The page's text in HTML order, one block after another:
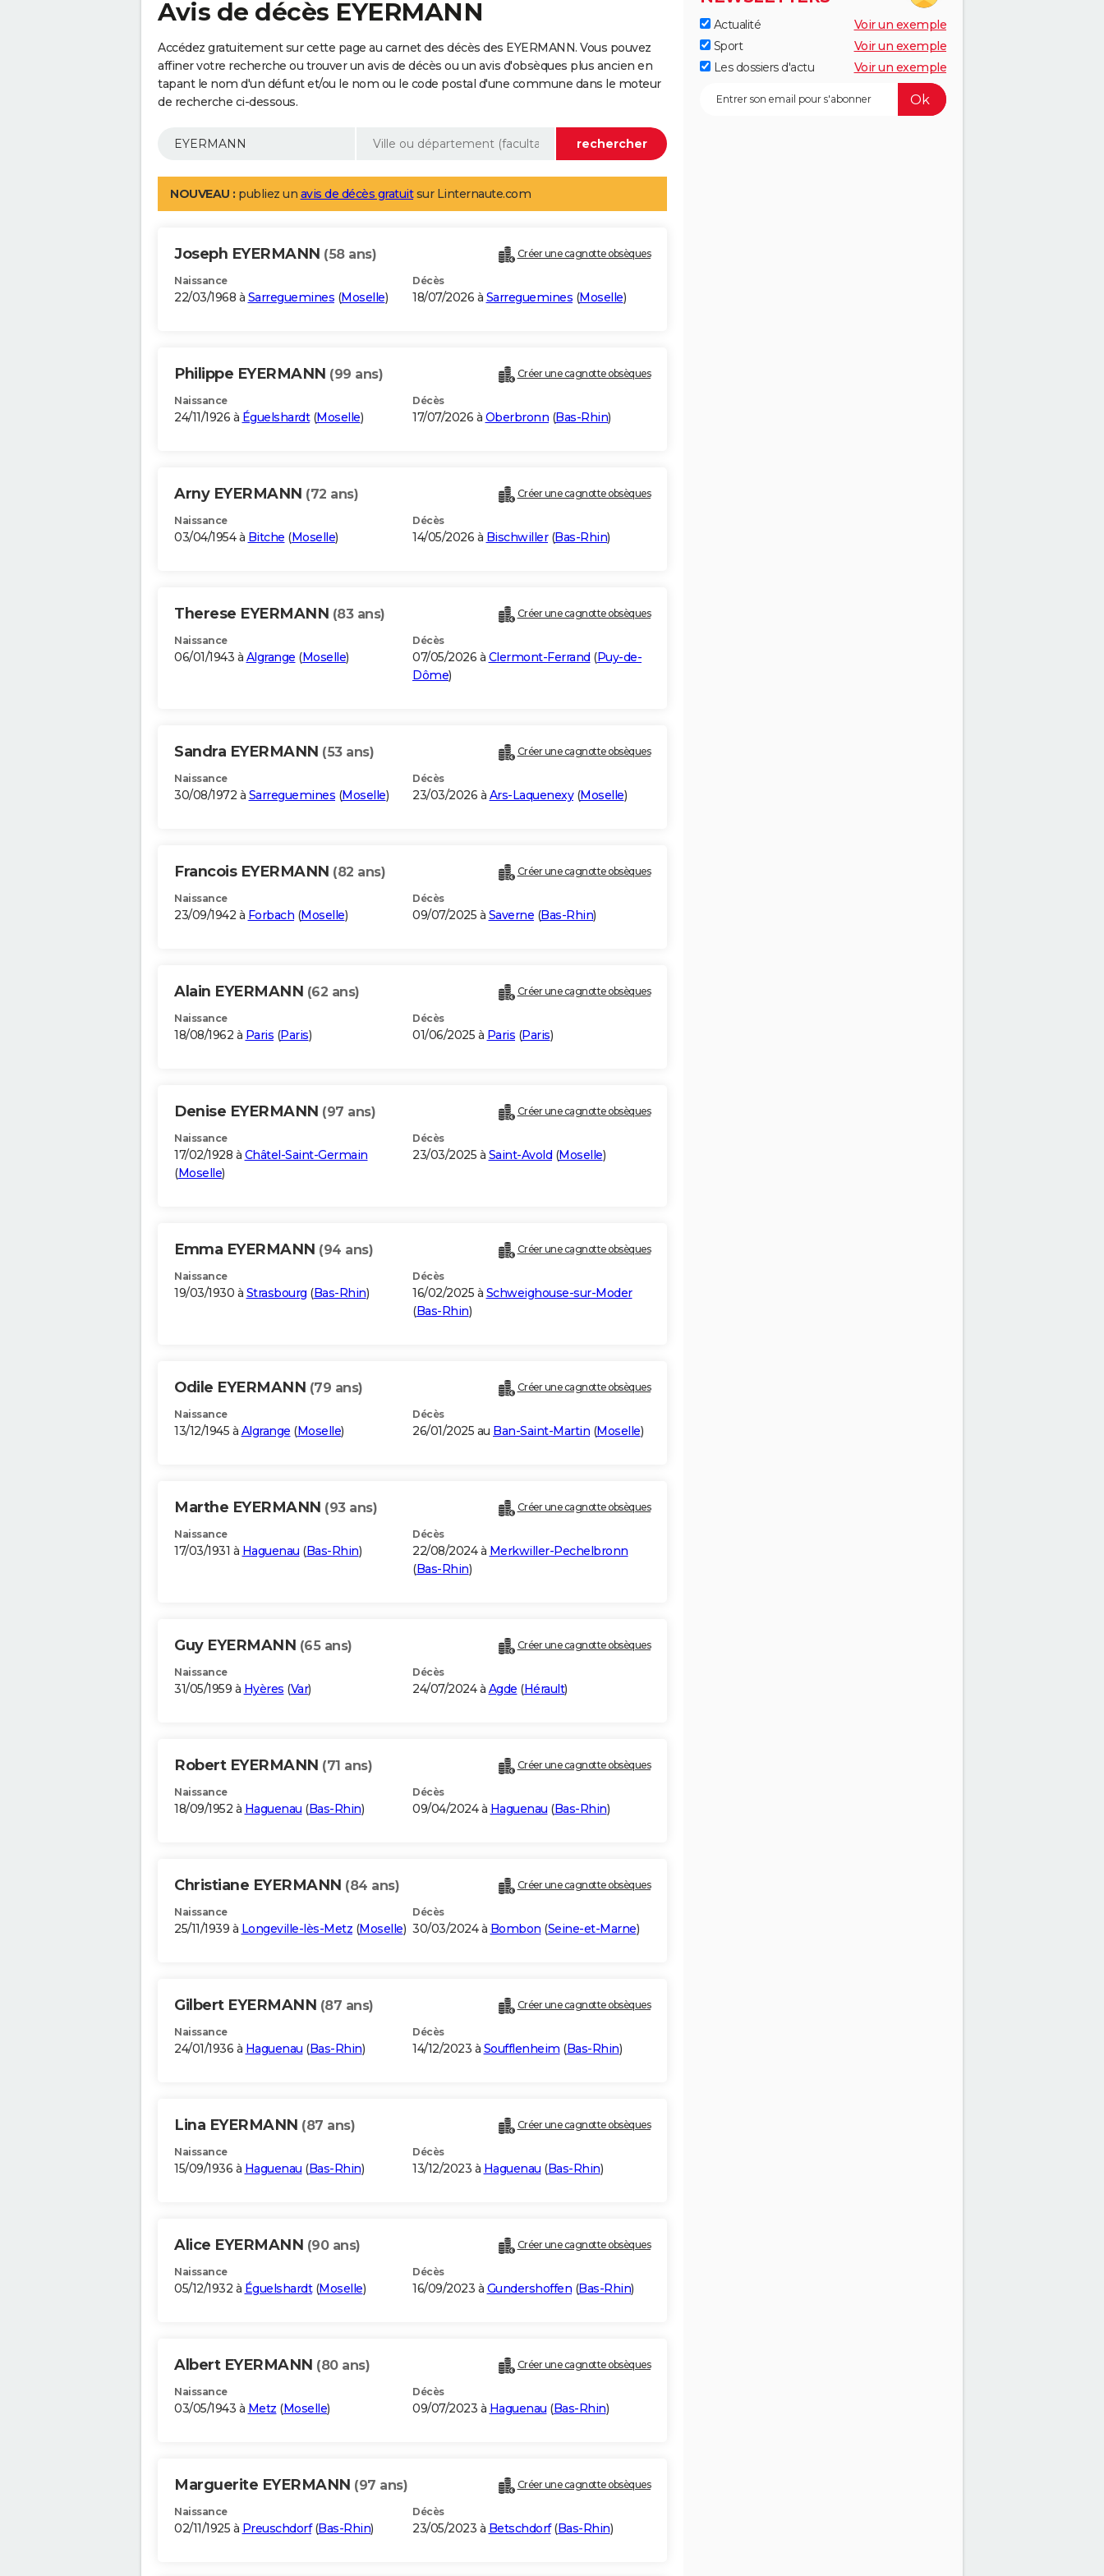
Avis de décès EYERMANN
Accédez gratuitement sur cette page au carnet des décès des EYERMANN. Vous pouvez
affiner votre recherche ou trouver un avis de décès ou un avis d'obsèques plus ancien en
tapant le nom d'un défunt et/ou le nom ou le code postal d'une commune dans le moteur
de recherche ci-dessous.
NOUVEAU : publiez un avis de décès gratuitsur Linternaute.com
Joseph EYERMANN (58 ans) Créer une cagnotte obsèques
Naissance
22/03/1968 à Sarreguemines (Moselle)
Décès
18/07/2026 à Sarreguemines (Moselle)
Philippe EYERMANN (99 ans) Créer une cagnotte obsèques
Naissance
24/11/1926 à Éguelshardt(Moselle)
Décès
17/07/2026 à Oberbronn (Bas-Rhin)
Arny EYERMANN (72 ans) Créer une cagnotte obsèques
Naissance
03/04/1954 à Bitche (Moselle)
Décès
14/05/2026 à Bischwiller(Bas-Rhin)
Therese EYERMANN (83 ans) Créer une cagnotte obsèques
Naissance
06/01/1943 à Algrange (Moselle)
Décès
07/05/2026 à Clermont-Ferrand (Puy-de-
Dôme)
Sandra EYERMANN (53 ans) Créer une cagnotte obsèques
Naissance
30/08/1972 à Sarreguemines (Moselle)
Décès
23/03/2026 à Ars-Laquenexy(Moselle)
Francois EYERMANN (82 ans) Créer une cagnotte obsèques
Naissance
23/09/1942 à Forbach (Moselle)
Décès
09/07/2025 à Saverne (Bas-Rhin)
Alain EYERMANN (62 ans) Créer une cagnotte obsèques
Naissance
18/08/1962 à Paris (Paris)
Décès
01/06/2025 à Paris (Paris)
Denise EYERMANN (97 ans) Créer une cagnotte obsèques
Naissance
17/02/1928 à Châtel-Saint-Germain
(Moselle)
Décès
23/03/2025 à Saint-Avold (Moselle)
Emma EYERMANN (94 ans) Créer une cagnotte obsèques
Naissance
19/03/1930 à Strasbourg (Bas-Rhin)
Décès
16/02/2025 à Schweighouse-sur-Moder
(Bas-Rhin)
Odile EYERMANN (79 ans) Créer une cagnotte obsèques
Naissance
13/12/1945 à Algrange (Moselle)
Décès
26/01/2025 au Ban-Saint-Martin (Moselle)
Marthe EYERMANN (93 ans) Créer une cagnotte obsèques
Naissance
17/03/1931 à Haguenau (Bas-Rhin)
Décès
22/08/2024 à Merkwiller-Pechelbronn
(Bas-Rhin)
Guy EYERMANN (65 ans) Créer une cagnotte obsèques
Naissance
31/05/1959 à Hyères (Var)
Décès
24/07/2024 à Agde (Hérault)
Robert EYERMANN (71 ans) Créer une cagnotte obsèques
Naissance
18/09/1952 à Haguenau (Bas-Rhin)
Décès
09/04/2024 à Haguenau (Bas-Rhin)
Christiane EYERMANN (84 ans) Créer une cagnotte obsèques
Naissance
25/11/1939 à Longeville-lès-Metz (Moselle)
Décès
30/03/2024 à Bombon (Seine-et-Marne)
Gilbert EYERMANN (87 ans) Créer une cagnotte obsèques
Naissance
24/01/1936 à Haguenau (Bas-Rhin)
Décès
14/12/2023 à Soufflenheim (Bas-Rhin)
Lina EYERMANN (87 ans) Créer une cagnotte obsèques
Naissance
15/09/1936 à Haguenau (Bas-Rhin)
Décès
13/12/2023 à Haguenau (Bas-Rhin)
Alice EYERMANN (90 ans) Créer une cagnotte obsèques
Naissance
05/12/1932 à Éguelshardt(Moselle)
Décès
16/09/2023 à Gundershoffen (Bas-Rhin)
Albert EYERMANN (80 ans) Créer une cagnotte obsèques
Naissance
03/05/1943 à Metz (Moselle)
Décès
09/07/2023 à Haguenau (Bas-Rhin)
Marguerite EYERMANN (97 ans) Créer une cagnotte obsèques
Naissance
02/11/1925 à Preuschdorf(Bas-Rhin)
Décès
23/05/2023 à Betschdorf(Bas-Rhin)
Actualité
Voir un exemple
Sport
Voir un exemple
Les dossiers d'actu
Voir un exemple